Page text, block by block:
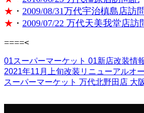
★ ・ 2009/08/31万代宇治槙島店訪
★ ・ 2009/07/22 万代天美我堂店訪
====<
01スーパーマーケット 01新店改装情
2021年11月上旬改装リニューアルオ
スーパーマーケット 万代北野田店 大